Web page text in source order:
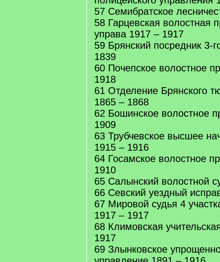
57 Семибратское
58 Гарцевская волостная
управа 1917 – 1917
59 Брянский посредник 3-
1839
60 Почепское волостное
1918
61 Отделение Брянского
1865 – 1868
62 Бошинское волостное
1909
63 Трубчевское высшее
1915 – 1916
64 Госамское волостное
1910
65 Салынский волостной
66 Севский уездный
67 Мировой судья 4
1917 – 1917
68 Климовская
1917
69 Злынковское